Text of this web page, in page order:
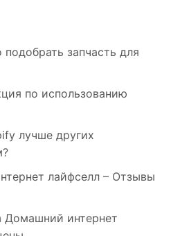
подобрать запчасть для
по использованию
лучше других
лайфселл – Отзывы
Домашний интернет